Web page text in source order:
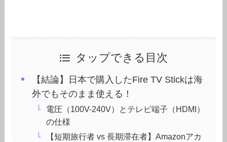
タップできる目次
【結論】日本で購入したFire TV Stickは海
外でもそのまま使える！
電圧（100V-240V）とテレビ端子（HDMI）
の仕様
【短期旅行者 vs 長期滞在者】Amazonアカ